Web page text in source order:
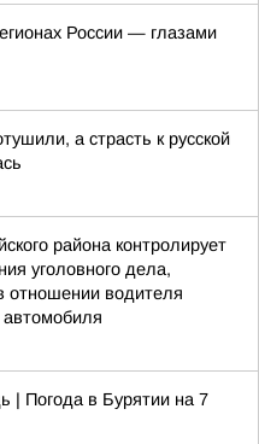
России — глазами
а страсть к русской
района контролирует
уголовного дела,
отношении водителя
автомобиля
| Погода в Бурятии на 7